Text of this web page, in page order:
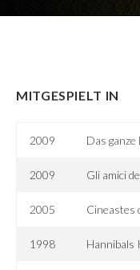
MITGESPIELT IN
2009 Das
2009 Gli amici
2005 Cineastes
1998 Hannibals